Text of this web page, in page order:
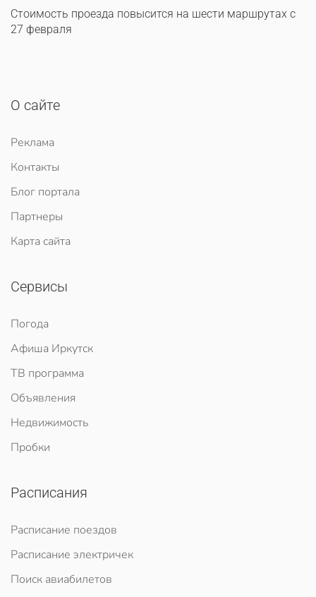
Стоимость проезда повысится на шести маршрутах с
27 февраля
О сайте
Реклама
Контакты
Блог портала
Партнеры
Карта сайта
Сервисы
Погода
Афиша Иркутск
ТВ программа
Объявления
Недвижимость
Пробки
Расписания
Расписание поездов
Расписание электричек
Поиск авиабилетов